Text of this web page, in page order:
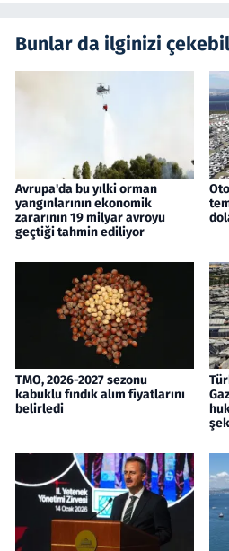
Bunlar da ilginizi
Avrupa'da bu yılki orman
yangınlarının ekonomik
zararının 19 milyar avroyu
geçtiği tahmin ediliyor
TMO, 2026-2027 sezonu
kabuklu fındık alım fiyatlarını
belirledi